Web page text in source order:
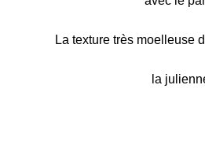
La texture très moelleuse
la